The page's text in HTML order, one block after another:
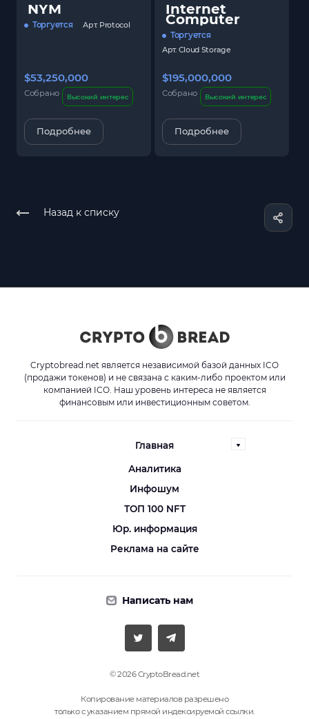
NYM
Торгуется Арт. Protocol
$53,250,000
Собрано Высокий интерес
Подробнее
Internet
Computer
Торгуется
Арт. Cloud Storage
$195,000,000
Собрано Высокий интерес
Подробнее
Назад к списку
Cryptobread.net является независимой базой данных ICO
(продажи токенов) и не связана с каким-либо проектом или
компанией ICO. Наш уровень интереса не является
финансовым или инвестиционным советом.
Главная
Аналитика
Инфошум
ТОП 100 NFT
Юр. информация
Реклама на сайте
Написать нам
© 2026 CryptoBread.net
Копирование материалов разрешено
только с указанием прямой индексируемой ссылки.